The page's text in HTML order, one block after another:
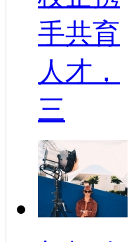
手共育
人才，
三